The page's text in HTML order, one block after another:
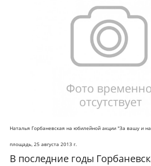
Наталья Горбаневская на юбилейной акции "За вашу и
площадь, 25 августа 2013 г.
В последние годы